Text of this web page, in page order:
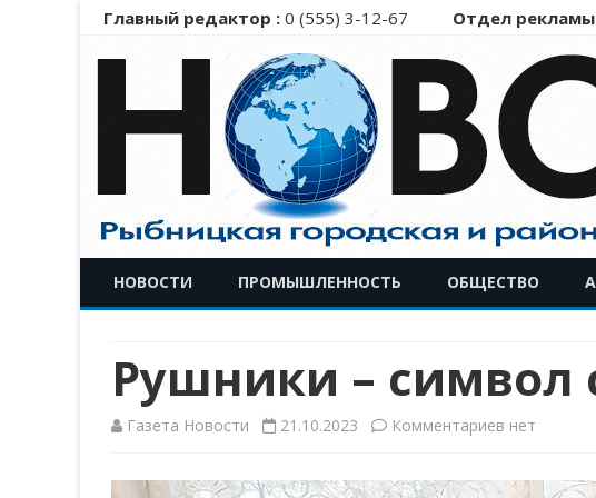
Главный редактор : 0 (555) 3-12-67 Отдел
НОВОСТИ ПРОМЫШЛЕННОСТЬ ОБЩЕСТВО
Рушники – символ
Газета Новости 21.10.2023 Комментариев кнет